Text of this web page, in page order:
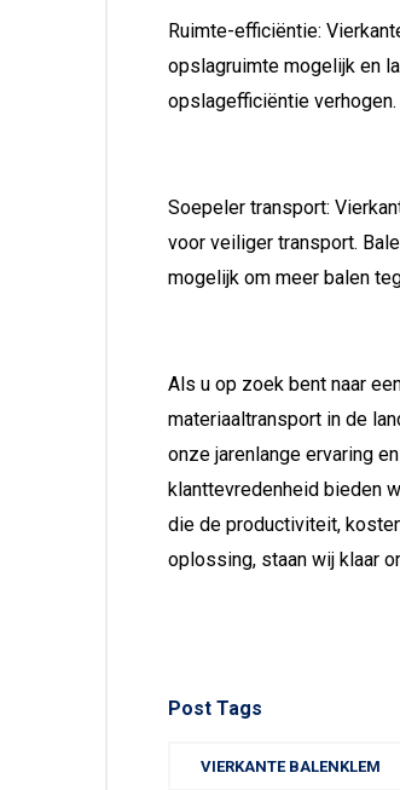
Ruimte-efficiëntie:
opslagruimte mogelijk en
opslagefficiëntie verhogen.
Soepeler transport:
voor veiliger transport.
mogelijk om meer balen
Als u op zoek bent naar
materiaaltransport in de
onze jarenlange ervaring
klanttevredenheid bieden
die de productiviteit,
oplossing, staan wij klaar
Post Tags
VIERKANTE BALENKLEM